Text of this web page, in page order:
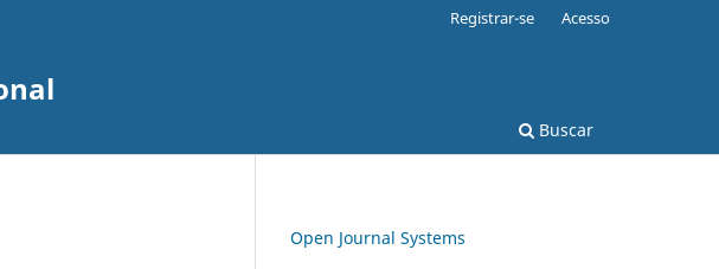
Buscar
Registrar-se Acesso
Open Journal Systems